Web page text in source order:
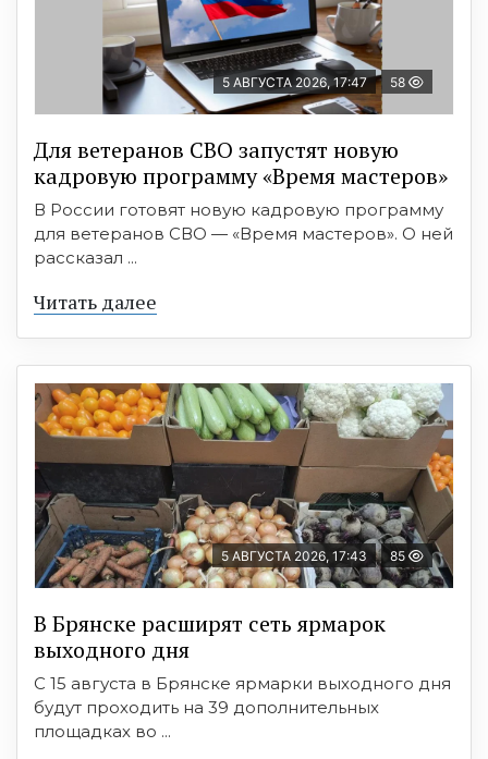
5 АВГУСТА 2026, 17:47 58
Для ветеранов СВО запустят новую
кадровую программу «Время мастеров»
В России готовят новую кадровую программу
для ветеранов СВО — «Время мастеров». О ней
рассказал ...
Читать далее
5 АВГУСТА 2026, 17:43 85
В Брянске расширят сеть ярмарок
выходного дня
С 15 августа в Брянске ярмарки выходного дня
будут проходить на 39 дополнительных
площадках во ...